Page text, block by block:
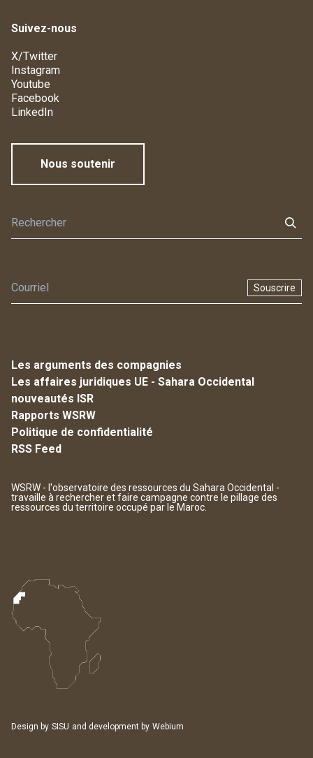
Suivez-nous
X/Twitter
Instagram
Youtube
Facebook
LinkedIn
Nous soutenir
Souscrire
Les arguments des compagnies
Les affaires juridiques UE - Sahara Occidental
nouveautés ISR
Rapports WSRW
Politique de confidentialité
RSS Feed
WSRW - l'observatoire des ressources du Sahara Occidental -
travaille à rechercher et faire campagne contre le pillage des
ressources du territoire occupé par le Maroc.
Design by SISU and development by Webium